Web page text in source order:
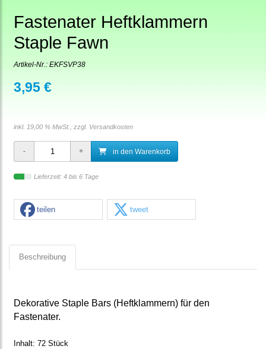
Fastenater Heftklammern
Staple Fawn
Artikel-Nr.: EKFSVP38
3,95 €
inkl. 19,00 % MwSt., zzgl. Versandkosten
in den Warenkorb
Lieferzeit: 4 bis 6 Tage
teilen tweet
Beschreibung
Dekorative Staple Bars (Heftklammern) für den
Fastenater.
Inhalt: 72 Stück